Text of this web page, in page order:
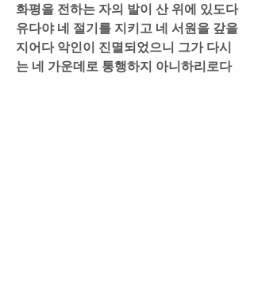
화평을 전하는 자의 발이 산 위에 있도다
유다야 네 절기를 지키고 네 서원을 갚을
지어다 악인이 진멸되었으니 그가 다시
는 네 가운데로 통행하지 아니하리로다